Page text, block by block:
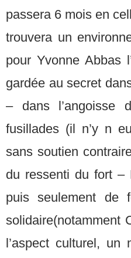
passera 6 mois en
trouvera un
pour Yvonne Abbas
gardée au secret
– dans l’angoisse
fusillades (il n’y n
sans soutien
du ressenti du fort –
puis seulement de
solidaire(notamment
l’aspect culturel,